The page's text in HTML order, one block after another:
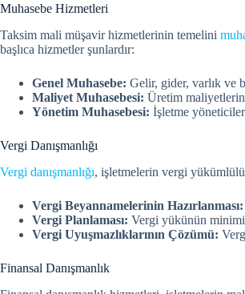
Muhasebe Hizmetleri
Taksim mali müşavir hizmetlerinin temelini
başlıca hizmetler şunlardır:
Genel Muhasebe: Gelir, gider, varlık ve
Maliyet Muhasebesi: Üretim
Yönetim Muhasebesi: İşletme
Vergi Danışmanlığı
Vergi danışmanlığı, işletmelerin vergi
Vergi Beyannamelerinin Hazırlanması:
Vergi Planlaması: Vergi yükünün
Vergi Uyuşmazlıklarının Çözümü:
Finansal Danışmanlık